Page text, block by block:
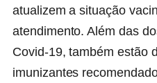
atualizem a situação
atendimento. Além das
Covid-19, também estão
imunizantes